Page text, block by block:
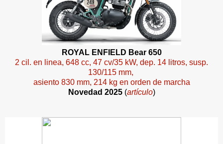
ROYAL ENFIELD Bear 650
2 cil. en linea, 648 cc, 47 cv/35 kW, dep. 14 litros, susp.
130/115 mm,
asiento 830 mm, 214 kg en orden de marcha
Novedad 2025(artículo)